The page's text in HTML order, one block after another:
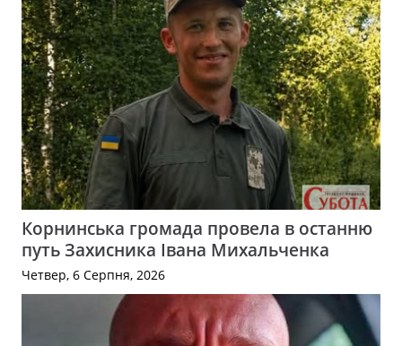
Корнинська громада провела в останню
путь Захисника Івана Михальченка
Четвер, 6 Серпня, 2026